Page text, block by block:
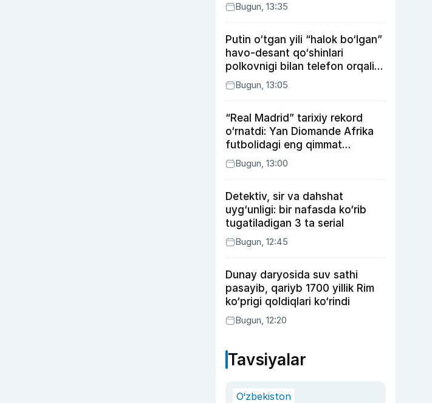
Bugun, 13:35
Putin o‘tgan yili “halok bo‘lgan”
havo-desant qo‘shinlari
polkovnigi bilan telefon orqali
suhbatlashdi
Bugun, 13:05
“Real Madrid” tarixiy rekord
o‘rnatdi: Yan Diomande Afrika
futbolidagi eng qimmat
transferga aylandi
Bugun, 13:00
Detektiv, sir va dahshat
uyg‘unligi: bir nafasda ko‘rib
tugatiladigan 3 ta serial
Bugun, 12:45
Dunay daryosida suv sathi
pasayib, qariyb 1700 yillik Rim
ko‘prigi qoldiqlari ko‘rindi
Bugun, 12:20
Tavsiyalar
O‘zbekiston